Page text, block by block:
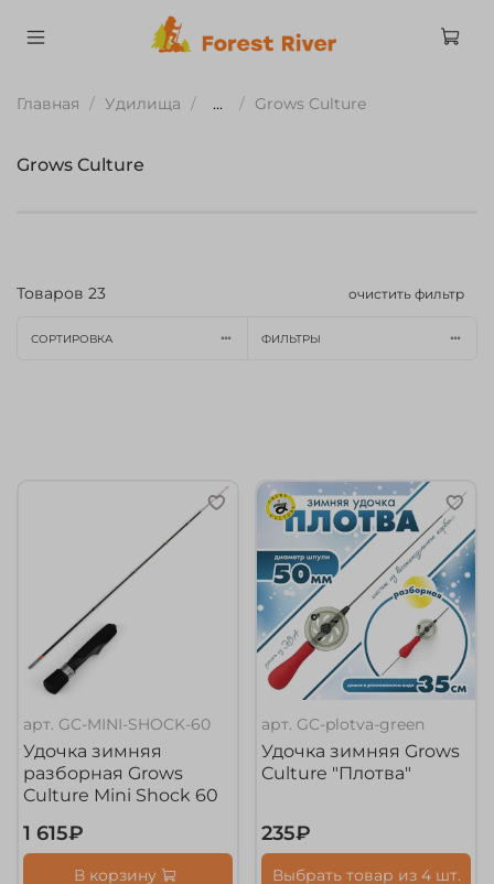
Главная Удилища ... Grows Culture
Grows Culture
Товаров 23 очистить фильтр
СОРТИРОВКА ФИЛЬТРЫ
арт. GC-MINI-SHOCK-60
Удочка зимняя
разборная Grows
Culture Mini Shock 60
1 615₽
В корзину
арт. GC-plotva-green
Удочка зимняя Grows
Culture "Плотва"
235₽
Выбрать товар из 4 шт.